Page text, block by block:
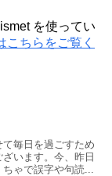
を使ってい
こちらをご覧く
毎日を過ごすため
います。今、昨日
ゃで誤字や句読...